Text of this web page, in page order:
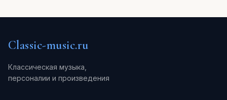
Classic-music.ru
Классическая музыка,
персоналии и произведения